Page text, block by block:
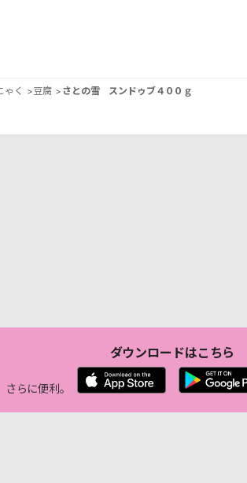
ゃく >豆腐 > さとの雪 スンドゥブ４００ｇ
らに便利。
ダウンロードはこちら